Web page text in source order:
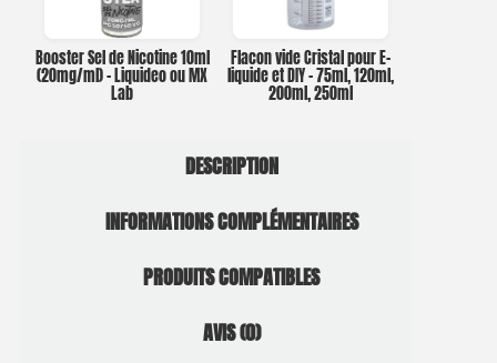
Booster Sel de Nicotine 10ml
(20mg/ml) – Liquideo ou MX
Lab
Flacon vide Cristal pour E-
liquide et DIY – 75ml, 120ml,
200ml, 250ml
DESCRIPTION
INFORMATIONS COMPLÉMENTAIRES
PRODUITS COMPATIBLES
AVIS (0)